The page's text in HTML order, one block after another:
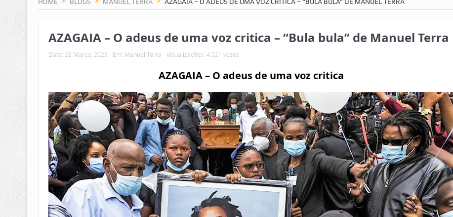
AZAGAIA – O adeus de uma voz critica – “Bula bula” de Manuel Terra
Data: 28 Março, 2023 Em: Manuel Terra Visualizações: 4.521 vezes
AZAGAIA – O adeus de uma voz critica